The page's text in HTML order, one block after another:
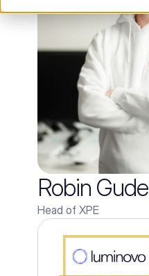
Robin Gude
Head of XPE